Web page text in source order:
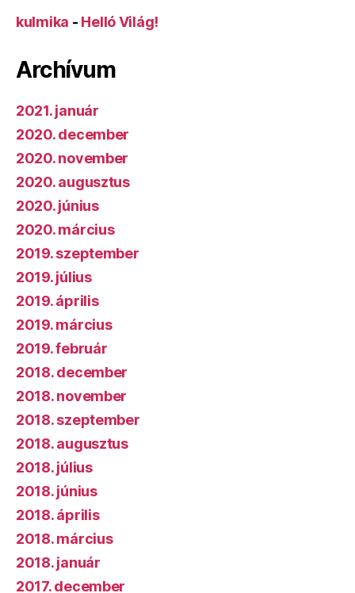
kulmika - Helló Világ!
Archívum
2021. január
2020. december
2020. november
2020. augusztus
2020. június
2020. március
2019. szeptember
2019. július
2019. április
2019. március
2019. február
2018. december
2018. november
2018. szeptember
2018. augusztus
2018. július
2018. június
2018. április
2018. március
2018. január
2017. december